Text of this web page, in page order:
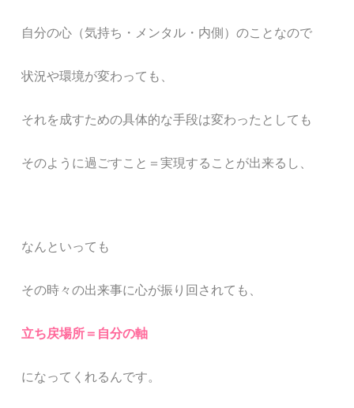
自分の心（気持ち・メンタル・内側）のことなので
状況や環境が変わっても、
それを成すための具体的な手段は変わったとしても
そのように過ごすこと＝実現することが出来るし、
なんといっても
その時々の出来事に心が振り回されても、
立ち戻場所＝自分の軸
になってくれるんです。